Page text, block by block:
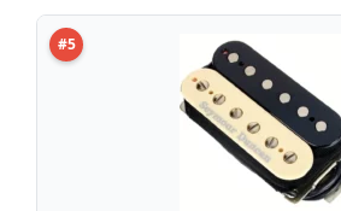
#5